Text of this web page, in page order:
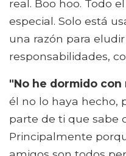
real. Boo hoo. Todo
especial. Solo está
una razón para
responsabilidades,
"No he dormido con
él no lo haya hecho,
parte de ti que sabe
Principalmente